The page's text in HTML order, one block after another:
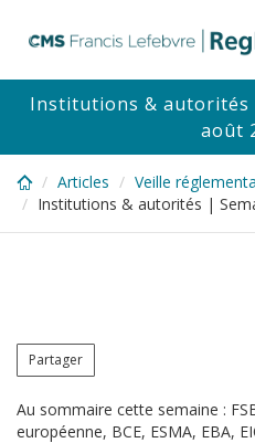
content
Institutions & autorités
août
Articles
Veille
Institutions & autorités |
Partager
Au sommaire cette semaine :
européenne, BCE, ESMA, EBA,